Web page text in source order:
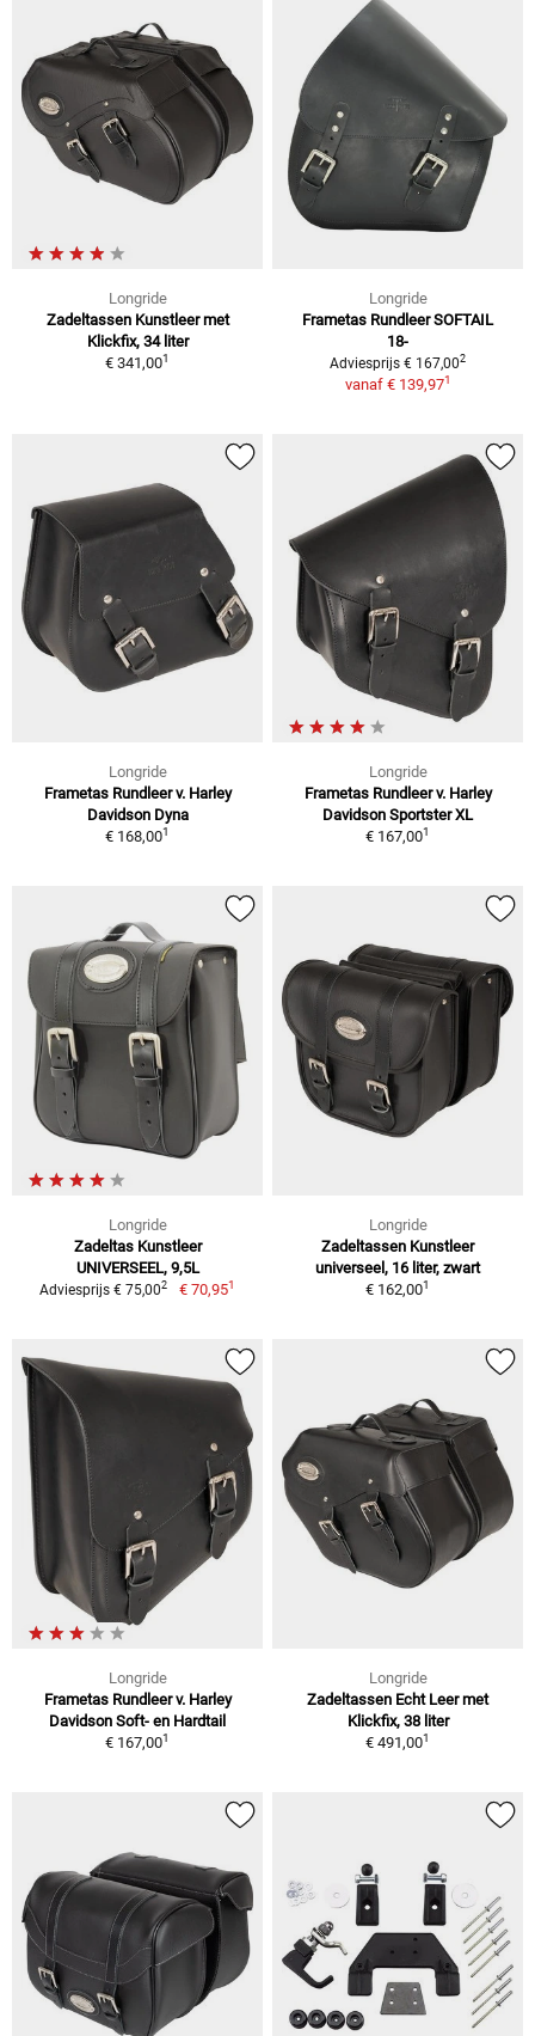
Longride
Zadeltassen Kunstleer met
Klickfix, 34 liter
€ 341,001
Longride
Frametas Rundleer SOFTAIL
18-
Adviesprijs € 167,002
vanaf € 139,971
Longride
Frametas Rundleer v. Harley
Davidson Dyna
€ 168,001
Longride
Frametas Rundleer v. Harley
Davidson Sportster XL
€ 167,001
Longride
Zadeltas Kunstleer
UNIVERSEEL, 9,5L
Adviesprijs € 75,002 € 70,951
Longride
Zadeltassen Kunstleer
universeel, 16 liter, zwart
€ 162,001
Longride
Frametas Rundleer v. Harley
Davidson Soft- en Hardtail
€ 167,001
Longride
Zadeltassen Echt Leer met
Klickfix, 38 liter
€ 491,001